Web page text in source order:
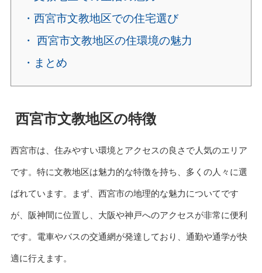
・西宮市文教地区での住宅選び
・ 西宮市文教地区の住環境の魅力
・まとめ
西宮市文教地区の特徴
西宮市は、住みやすい環境とアクセスの良さで人気のエリア
です。特に文教地区は魅力的な特徴を持ち、多くの人々に選
ばれています。まず、西宮市の地理的な魅力についてです
が、阪神間に位置し、大阪や神戸へのアクセスが非常に便利
です。電車やバスの交通網が発達しており、通勤や通学が快
適に行えます。